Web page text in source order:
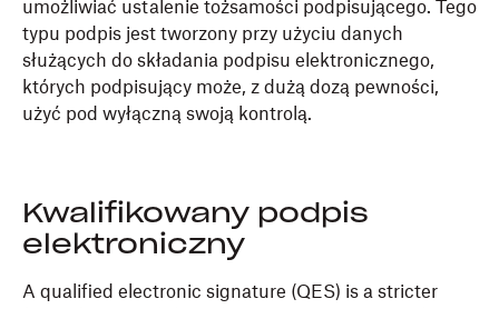
umożliwiać ustalenie tożsamości podpisującego. Tego
typu podpis jest tworzony przy użyciu danych
służących do składania podpisu elektronicznego,
których podpisujący może, z dużą dozą pewności,
użyć pod wyłączną swoją kontrolą.
Kwalifikowany podpis
elektroniczny
A qualified electronic signature (QES) is a stricter